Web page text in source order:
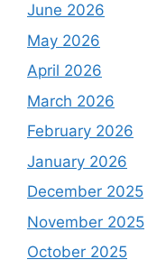
June 2026
May 2026
April 2026
March 2026
February 2026
January 2026
December 2025
November 2025
October 2025